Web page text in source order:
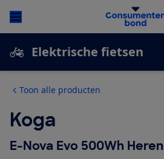
Elektrische fietsen
Toon alle producten
Koga
E-Nova Evo 500Wh Heren